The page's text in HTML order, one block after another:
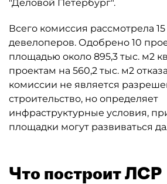
"Деловой Петербург".
Всего комиссия рассмотрела
девелоперов. Одобрено 10
площадью около 895,3 тыс. м2
проектам на 560,2 тыс. м2
комиссии не является
строительство, но определяет
инфраструктурные условия,
площадки могут развиваться
Что построит ЛСР